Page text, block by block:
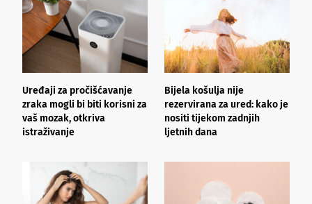
Uređaji za pročišćavanje
zraka mogli bi biti korisni za
vaš mozak, otkriva
istraživanje
Bijela košulja nije
rezervirana za ured: kako je
nositi tijekom zadnjih
ljetnih dana